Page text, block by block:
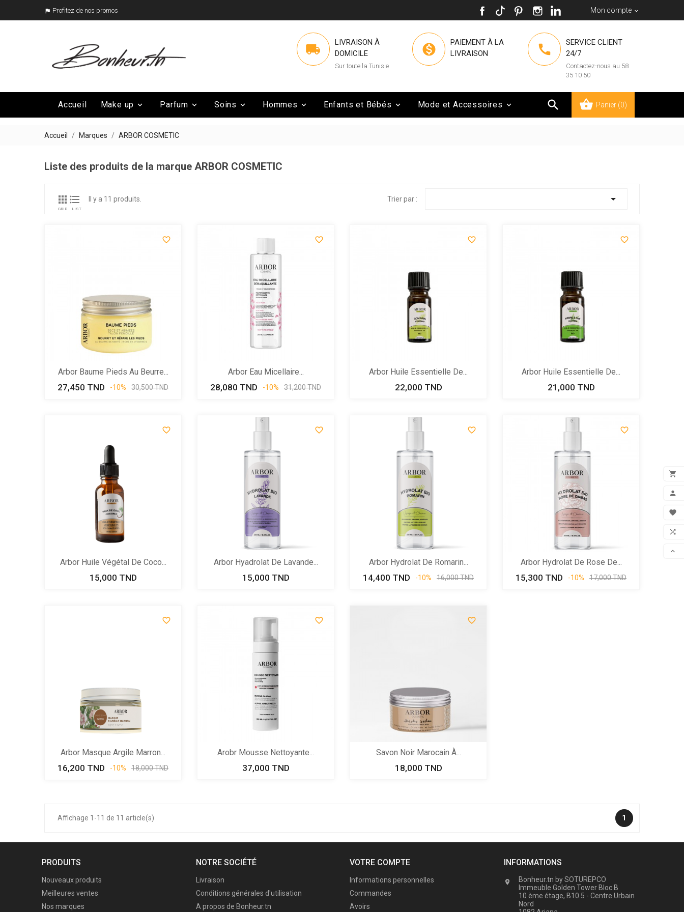





 Profitez de nos promos Mon compte 

LIVRAISON À
DOMICILE
Sur toute la Tunisie

PAIEMENT À LA
LIVRAISON

SERVICE CLIENT
24/7
Contactez-nous au 58
35 10 50
Accueil 
Make up 
Parfum 
Soins 
Hommes 
Enfants et Bébés 
Mode et Accessoires
Mega Promo 
Nos marques
 Panier (0)
Accueil Marques ARBOR COSMETIC
Liste des produits de la marque ARBOR COSMETIC

GRID

LIST
Il y a 11 produits. Trier par : 

Arbor Baume Pieds Au Beurre...
Prix
27,450 TND
Prix
-10% 30,500 TND

Arbor Eau Micellaire...
Prix
28,080 TND
Prix
-10% 31,200 TND

Arbor Huile Essentielle De...
Prix
22,000 TND

Arbor Huile Essentielle De...
Prix
21,000 TND

Arbor Huile Végétal De Coco...
Prix
15,000 TND

Arbor Hyadrolat De Lavande...
Prix
15,000 TND

Arbor Hydrolat De Romarin...
Prix
14,400 TND
Prix
-10% 16,000 TND

Arbor Hydrolat De Rose De...
Prix
15,300 TND
Prix
-10% 17,000 TND

Arbor Masque Argile Marron...
Prix
16,200 TND
Prix
-10% 18,000 TND

Arobr Mousse Nettoyante...
Prix
37,000 TND

Savon Noir Marocain À...
Prix
18,000 TND
Affichage 1-11 de 11 article(s) 1
PRODUITS
Nouveaux produits
Meilleures ventes
Nos marques
NOTRE SOCIÉTÉ
Livraison
Conditions générales d'utilisation
A propos de Bonheur.tn
VOTRE COMPTE
Informations personnelles
Commandes
Avoirs
INFORMATIONS

Bonheur.tn by SOTUREPCO
Immeuble Golden Tower Bloc B
10 ème étage, B10.5 - Centre Urbain
Nord